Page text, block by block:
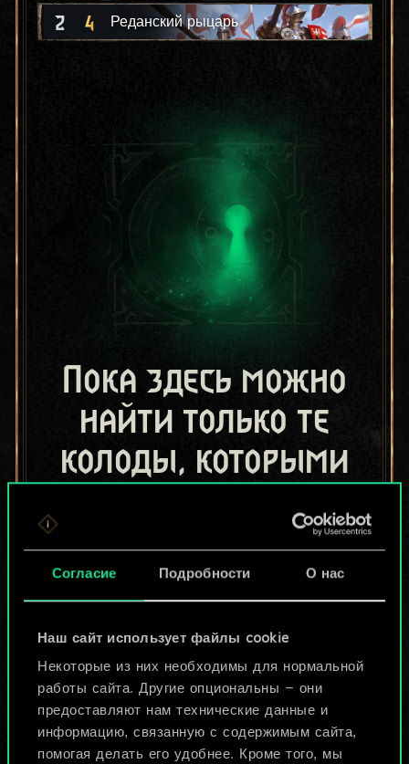
Согласие Подробности О нас
Наш сайт использует файлы cookie
Некоторые из них необходимы для нормальной
работы сайта. Другие опциональны — они
предоставляют нам технические данные и
информацию, связанную с содержимым сайта,
помогая делать его удобнее. Кроме того, мы
2 4 Реданский рыцарь
Пока здесь можно
найти только те
колоды, которыми
игроки.
Но их может быть
Назвать колоду и описать её
Изменить колоду